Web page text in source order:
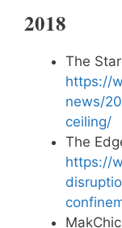
2018
The
https://
news/
ceiling/
The
https://